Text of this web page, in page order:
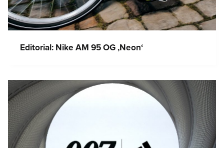
Editorial: Nike AM 95 OG ‚Neon‘